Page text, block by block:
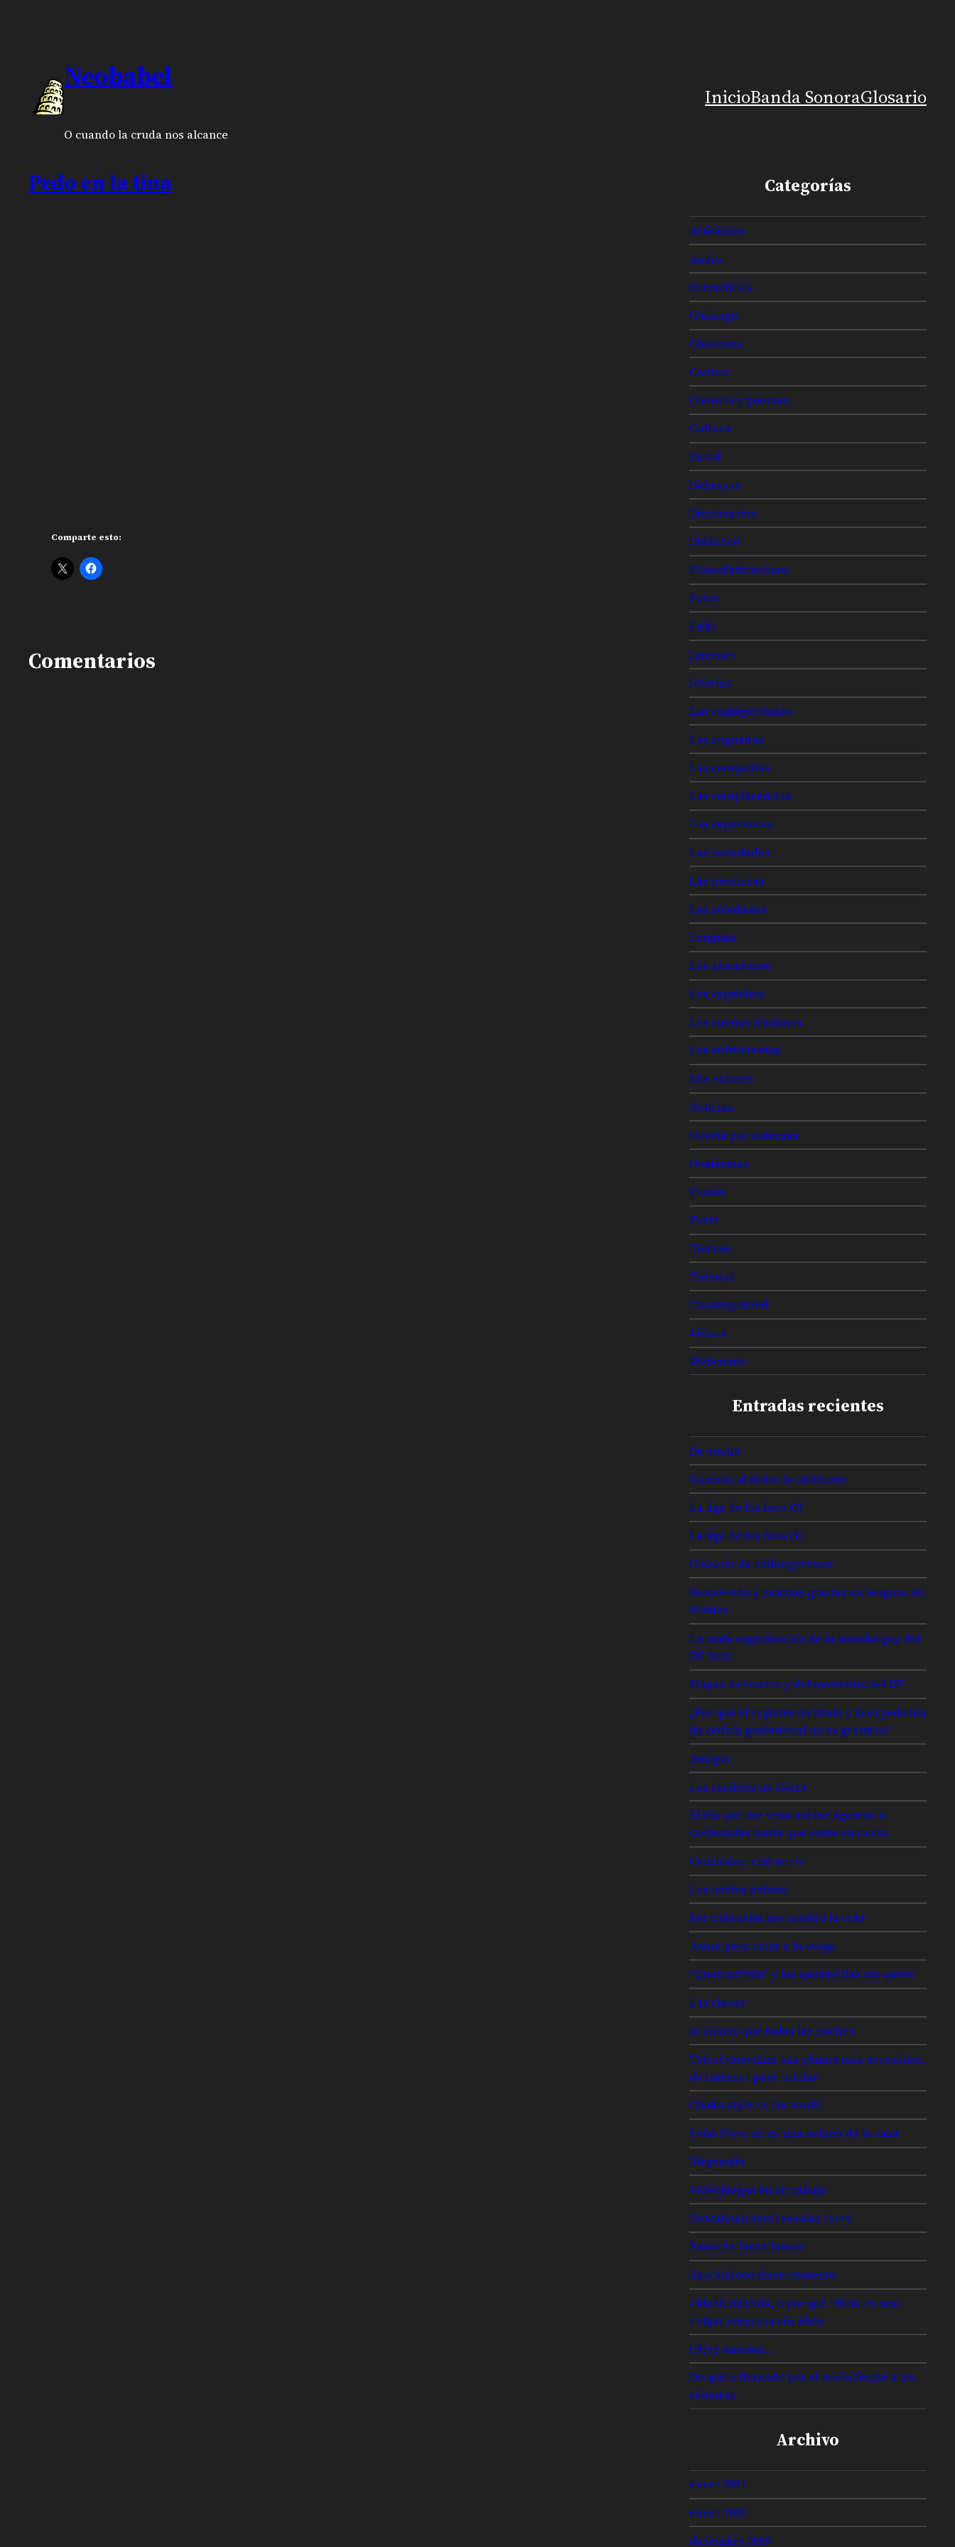
Neobabel
O cuando la cruda nos alcance
InicioBanda SonoraGlosario
Pedo en la tina
Comparte esto:
Comentarios
Categorías
Activismo
Audio
Borrachitos
Chilango
Chistosos
Comics
Cuentos y poemas
Cultura
David
Debrayes
Diccionarios
Didáctico
Filosofisticaciones
Fotos
Friki
Internet
Joterías
Las ambigüedades
Las angustias
Las compañías
Las complacencias
Las esperanzas
Las novedades
Las promesas
Las soledades
Lenguas
Los abandonos
Los caprichos
Los sueños disolutos
Los sufrimientos
Mis enlaces
Noticias
Novela por entregas
Oneiremas
Poesía
Posts
Tiernos
Tutorial
Uncategorized
Videos
Webcomic
Entradas recientes
De vuelta
Canción al dolor de olvidarte
La liga de los feos (2)
La liga de los feos (1)
Glosario de chilanguismos
Bienvenido y muchas gracias en lenguas de
México
La mala organización de la marcha gay del
DF 2013
Mapas del metro y del metrobús del DF
¿Por qué el registro de título y la expedición
de cédula profesional no es gratuito?
Amigos
Los fandubs de Netza
El día que me vean así me agarran a
cachetadas hasta que entre en razón
Canciones a mi novio
Los novios pobres
Ser culisuelta me cambió la vida
Amor, pero amor a la verga
“Quetzaditzin” y las quesadillas sin queso
Las chicas
lo mismo que todas las noches
Telcel cancelará sus planes más accesibles
de internet para celular
Chaka style in the world
Peña Nieto no es una señora de la casa
Virgencita
Videojuegos en el trabajo
Netzahualcóyotl versión furry
Panocha lanzallamas
Rascándose discretamente
#MaskotaMata, o por qué +Kota es una
vulgar empresa sin alma
(H)ay amores…
Droguito llorando por el novio frente a las
cámaras
Archivo
enero 2021
enero 2020
diciembre 2019